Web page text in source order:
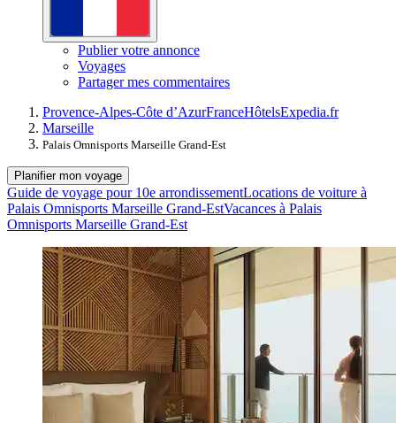
Publier votre annonce
Voyages
Partager mes commentaires
Provence-Alpes-Côte d’AzurFranceHôtelsExpedia.fr
Marseille
Palais Omnisports Marseille Grand-Est
Planifier mon voyage
Guide de voyage pour 10e arrondissementLocations de voiture à
Palais Omnisports Marseille Grand-EstVacances à Palais
Omnisports Marseille Grand-Est